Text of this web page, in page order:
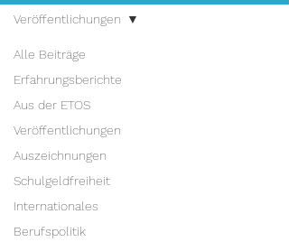
Alle Beiträge
Erfahrungsberichte
Aus der ETOS
Veröffentlichungen
Auszeichnungen
Schulgeldfreiheit
Internationales
Berufspolitik
Veröffentlichungen